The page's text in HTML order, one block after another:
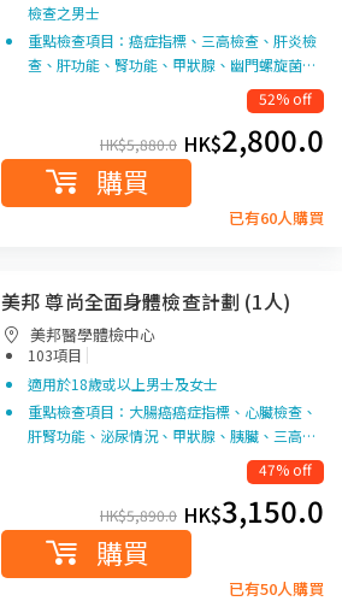
檢查之男士
重點檢查項目：癌症指標、三高檢查、肝炎檢
查、肝功能、腎功能、甲狀腺、幽門螺旋菌…
52% off
HK$5,880.0 HK$2,800.0
購買
已有60人購買
美邦 尊尚全面身體檢查計劃 (1人)
美邦醫學體檢中心
103項目 |
適用於18歲或以上男士及女士
重點檢查項目：大腸癌癌症指標、心臟檢查、
肝腎功能、泌尿情況、甲狀腺、胰臟、三高…
47% off
HK$5,890.0 HK$3,150.0
購買
已有50人購買